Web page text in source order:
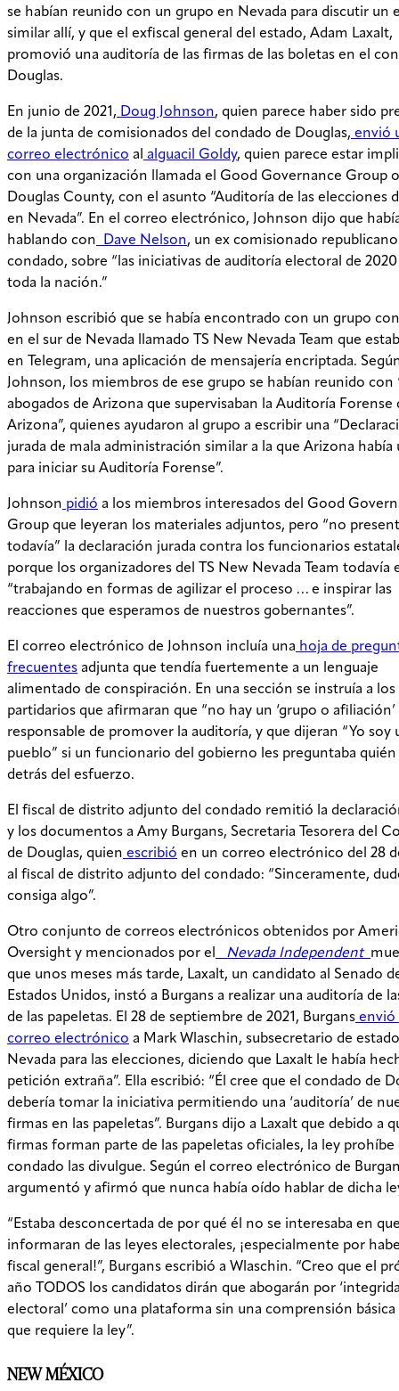
se habían reunido con un grupo en Nevada para discutir un
similar allí, y que el exfiscal general del estado, Adam Laxalt,
promovió una auditoría de las firmas de las boletas en el
Douglas.
En junio de 2021, Doug Johnson, quien parece haber sido
de la junta de comisionados del condado de Douglas, envió
correo electrónico al alguacil Goldy, quien parece estar
con una organización llamada el Good Governance Group
Douglas County, con el asunto “Auditoría de las elecciones
en Nevada”. En el correo electrónico, Johnson dijo que
hablando con
Dave Nelson, un ex comisionado
condado, sobre “las iniciativas de auditoría electoral de
toda la nación.”
Johnson escribió que se había encontrado con un grupo
en el sur de Nevada llamado TS New Nevada Team que
en Telegram, una aplicación de mensajería encriptada.
Johnson, los miembros de ese grupo se habían reunido con
abogados de Arizona que supervisaban la Auditoría Forense
Arizona”, quienes ayudaron al grupo a escribir una
jurada de mala administración similar a la que Arizona había
para iniciar su Auditoría Forense”.
Johnson pidió a los miembros interesados del Good
Group que leyeran los materiales adjuntos, pero “no
todavía” la declaración jurada contra los funcionarios
porque los organizadores del TS New Nevada Team todavía
“trabajando en formas de agilizar el proceso … e inspirar las
reacciones que esperamos de nuestros gobernantes”.
El correo electrónico de Johnson incluía una hoja de
frecuentes adjunta que tendía fuertemente a un lenguaje
alimentado de conspiración. En una sección se instruía a los
partidarios que afirmaran que “no hay un ‘grupo o
responsable de promover la auditoría, y que dijeran “Yo soy
pueblo” si un funcionario del gobierno les preguntaba quién
detrás del esfuerzo.
El fiscal de distrito adjunto del condado remitió la
y los documentos a Amy Burgans, Secretaria Tesorera del
de Douglas, quien escribió en un correo electrónico del 28
al fiscal de distrito adjunto del condado: “Sinceramente,
consiga algo”.
Otro conjunto de correos electrónicos obtenidos por
Oversight y mencionados por el
Nevada Independent
que unos meses más tarde, Laxalt, un candidato al Senado
Estados Unidos, instó a Burgans a realizar una auditoría de
de las papeletas. El 28 de septiembre de 2021, Burgans envió
correo electrónico a Mark Wlaschin, subsecretario de
Nevada para las elecciones, diciendo que Laxalt le había
petición extraña”. Ella escribió: “Él cree que el condado de
debería tomar la iniciativa permitiendo una ‘auditoría’ de
firmas en las papeletas”. Burgans dijo a Laxalt que debido a
firmas forman parte de las papeletas oficiales, la ley prohíbe
condado las divulgue. Según el correo electrónico de
argumentó y afirmó que nunca había oído hablar de dicha
“Estaba desconcertada de por qué él no se interesaba en
informaran de las leyes electorales, ¡especialmente por
fiscal general!”, Burgans escribió a Wlaschin. “Creo que el
año TODOS los candidatos dirán que abogarán por
electoral’ como una plataforma sin una comprensión básica
que requiere la ley”.
NEW MÉXICO